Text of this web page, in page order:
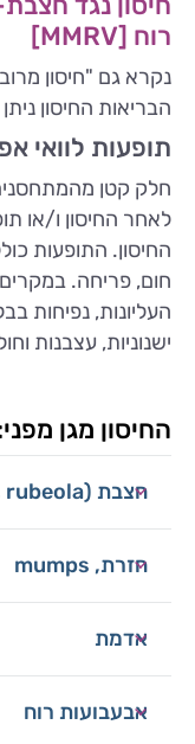
רוח [MMRV]
נקרא גם "חיסון
הבריאות החיסון ניתן בגיל 12 חודשים
תופעות לוואי
חלק קטן
לאחר החיסון ו/או
החיסון. התופעות
חום, פריחה. במקרים
העליונות, נפיחות
ישנוניות, עצבנות
החיסון מגן
חצבת (measles, rubeola)
חזרת, mumps
אדמת
אבעבועות רוח